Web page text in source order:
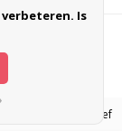
en exclusief
Is